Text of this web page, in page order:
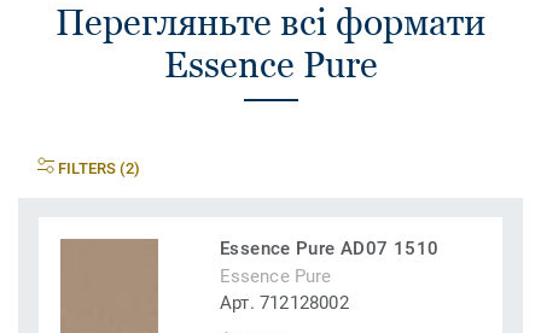
Перегляньте всі формати
Essence Pure
FILTERS (2)
Essence Pure AD07 1510
Essence Pure
Арт. 712128002